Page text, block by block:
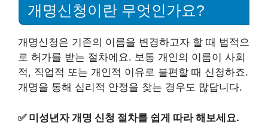
개명신청이란 무엇인가요?
개명신청은 기존의 이름을 변경하고자 할 때 법적으
로 허가를 받는 절차에요. 보통 개인의 이름이 사회
적, 직업적 또는 개인적 이유로 불편할 때 신청하죠.
개명을 통해 심리적 안정을 찾는 경우도 많답니다.
✅ 미성년자 개명 신청 절차를 쉽게 따라 해보세요.